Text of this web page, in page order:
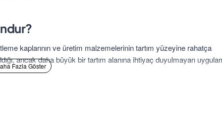
kaplarının ve üretim malzemelerinin tartım yüzeyine rahatça
ancak daha büyük bir tartım alanına ihtiyaç duyulmayan